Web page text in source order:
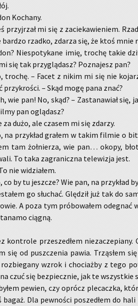
Ko­cha­ny.
przyj­rzał mi się z za­cie­ka­wie­niem.
bar­dzo rzad­ko, zda­rza się, że ktoś
Nie­spo­ty­ka­ne imię, tro­chę takie
się tak przy­glą­dasz? Po­zna­jesz pan?
tro­chę. – Facet z nikim mi się nie
przy­kro­ści. – Skąd mogę pana znać?
wie pan! No, skąd? – Za­sta­na­wiał
pan oglą­dasz?
za dużo, ale cza­sem mi się zda­rzy.
na przy­kład gra­łem w takim fil­mie o
tam żoł­nie­rza, wie pan… okopy,
To taka za­gra­nicz­na te­le­wi­zja jest.
nie wi­dzia­łem.
co by tu jesz­cze? Wie pan, na przy­kład
go słu­chać. Glę­dził już tak do
A poza tym pró­bo­wa­łem
cią­gną.
kon­tro­le prze­sze­dłem
się od pusz­cze­nia pawia. Trzą­słem
roz­bie­ga­ny wzrok i cho­ciaż­by z tego
czuć się bez­piecz­nie, jak te wszyst­kie
pe­wien, czy oprócz ple­cacz­ka,
bagaż. Dla pew­no­ści po­sze­dłem do